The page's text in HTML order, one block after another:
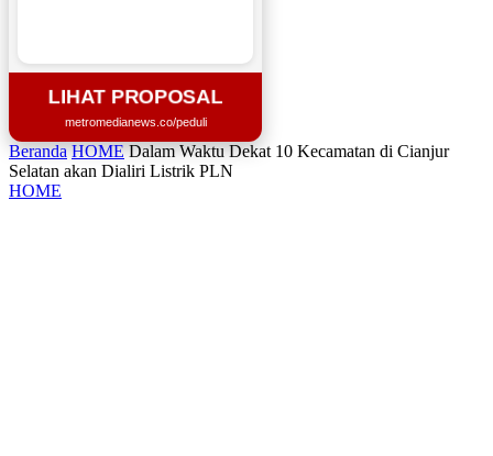
LIHAT PROPOSAL
metromedianews.co/peduli
Beranda HOME Dalam Waktu Dekat 10 Kecamatan di Cianjur
Selatan akan Dialiri Listrik PLN
HOME